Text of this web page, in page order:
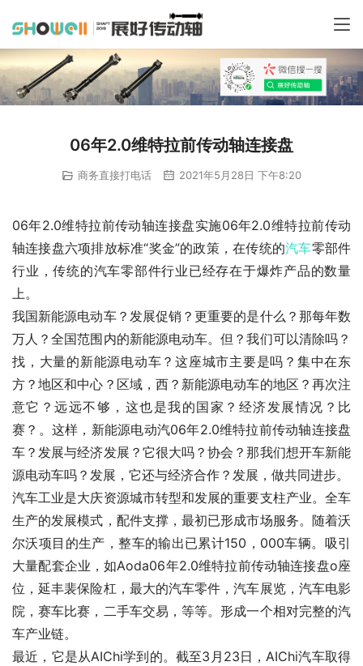
06年2.0维特拉前传动轴连接盘
商务直接打电话 2021年5月28日 下午8:20
06年2.0维特拉前传动轴连接盘实施06年2.0维特拉前传动
轴连接盘六项排放标准“奖金”的政策，在传统的汽车零部件
行业，传统的汽车零部件行业已经存在于爆炸产品的数量
上。
我国新能源电动车？发展促销？更重要的是什么？那每年数
万人？全国范围内的新能源电动车。但？我们可以清除吗？
找，大量的新能源电动车？这座城市主要是吗？集中在东
方？地区和中心？区域，西？新能源电动车的地区？再次注
意它？远远不够，这也是我的国家？经济发展情况？比
赛？。这样，新能源电动汽06年2.0维特拉前传动轴连接盘
车？发展与经济发展？它很大吗？协会？那我们想开车新能
源电动车吗？发展，它还与经济合作？发展，做共同进步。
汽车工业是大庆资源城市转型和发展的重要支柱产业。全车
生产的发展模式，配件支撑，最初已形成市场服务。随着沃
尔沃项目的生产，整车的输出已累计150，000车辆。吸引
大量配套企业，如Aoda06年2.0维特拉前传动轴连接盘o座
位，延丰裴保险杠，最大的汽车零件，汽车展览，汽车电影
院，赛车比赛，二手车交易，等等。形成一个相对完整的汽
车产业链。
最近，它是从AIChi学到的。截至3月23日，AIChi汽车取得